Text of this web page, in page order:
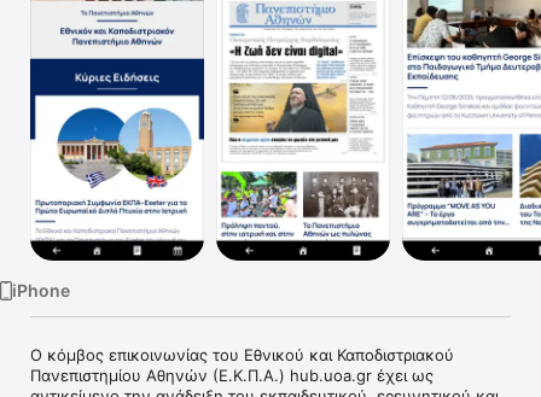
iPhone
Ο κόμβος επικοινωνίας του Εθνικού και Καποδιστριακού
Πανεπιστημίου Αθηνών (Ε.Κ.Π.Α.) hub.uoa.gr έχει ως